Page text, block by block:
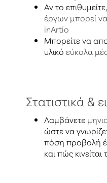
Αν το
έργων μπορεί
inArtio
Μπορείτε να
υλικό εύκολα
Στατιστικά &
Λαμβάνετε
ώστε να
πόση προβολή
και πώς